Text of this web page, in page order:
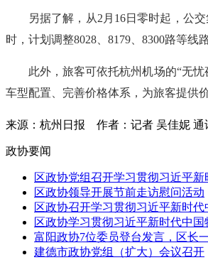
另据了解，从2月16日零时起，公
时，计划调整8028、8179、8300路等线
此外，旅客可依托杭州机场的“无
车型配置、完善价格体系，为旅客提供
来源：杭州日报 作者：记者 吴佳妮
政协要闻
区政协党组召开学习贯彻习近平新
区政协领导开展节前走访慰问活动
区政协召开学习贯彻习近平新时代
区政协学习贯彻习近平新时代中国
富阳政协7位委员登台发言，区长
建德市政协党组（扩大）会议召开